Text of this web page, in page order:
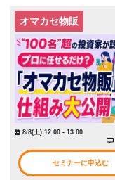
オマカセ物販
8/8(土) 12:00 - 13:00
セミナーに申込む